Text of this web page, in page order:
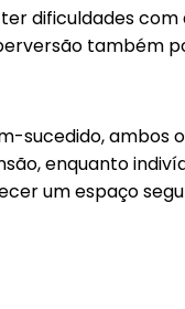
dificuldades
sucedido, ambos
enquanto
um espaço